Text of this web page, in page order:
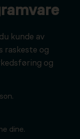
kunde av
raskeste og
og
dine.